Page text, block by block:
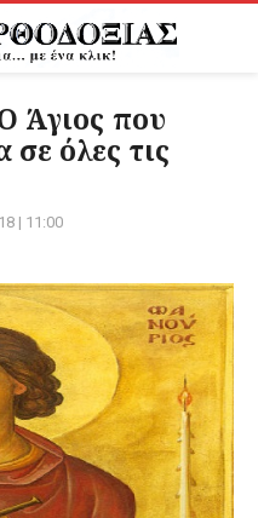
Άγιος που
όλες τις
| 11:00